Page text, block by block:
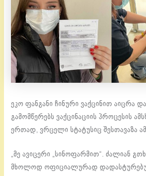
ეკო ფანგანი ჩინური ვაქცინით აიცრა და
გამომწერებს ვაქცინაციის პროცესის
ერთად, ვრცელი სტატუსიც შესთავაზა ამ
„მე ავიცერი „სინოფარმით“. ძალიან
მხოლოდ ოფიციალურად